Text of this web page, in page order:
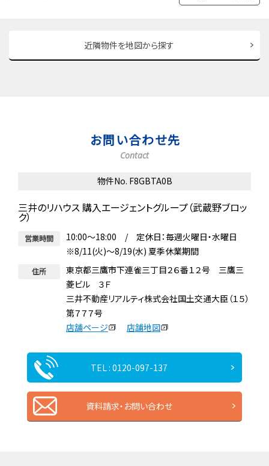
近隣物件を地図から探す
お問い合わせ先
Contact
物件No. F8GBTA0B
三井のリハウス 購入エージェントグループ（武蔵野ブロッ
ク）
営業時間
10:00～18:00 / 定休日：毎週火曜日・水曜日
※8/11(火)～8/19(水) 夏季休業期間
住所
東京都三鷹市下連雀三丁目２６番１２号 三鷹三
菱ビル ３Ｆ
三井不動産リアルティ株式会社国土交通大臣（１５）
第７７７号
店舗ページ
店舗地図
TEL : 0120-097-137
資料請求・お問い合わせ